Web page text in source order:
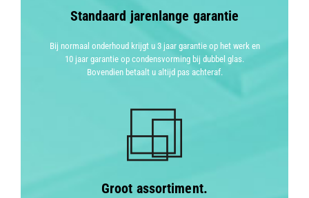
Standaard jarenlange garantie
Bij normaal onderhoud krijgt u 3 jaar garantie op het werk en
10 jaar garantie op condensvorming bij dubbel glas.
Bovendien betaalt u altijd pas achteraf.
Groot assortiment.